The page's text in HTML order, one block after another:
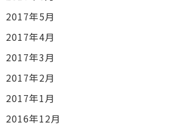
2017年5月
2017年4月
2017年3月
2017年2月
2017年1月
2016年12月